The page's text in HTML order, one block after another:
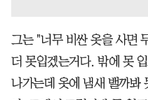
그는 "너무 비싼 옷을 사면
더 못입겠는거다. 밖에 못
나가는데 옷에 냄새 밸까봐